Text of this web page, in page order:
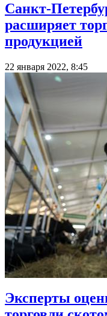
Санкт-
расширяет
продукцией
22 января 2022, 8:45
Эксперты